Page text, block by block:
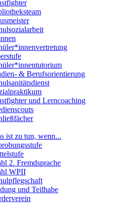
& Berufsorientierung
und Lerncoaching
ist zu tun, wenn...
2. Fremdsprache
WPII
und Teilhabe